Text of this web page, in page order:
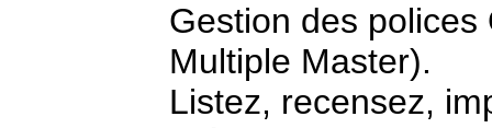
Gestion des polices
Multiple Master).
Listez, recensez,